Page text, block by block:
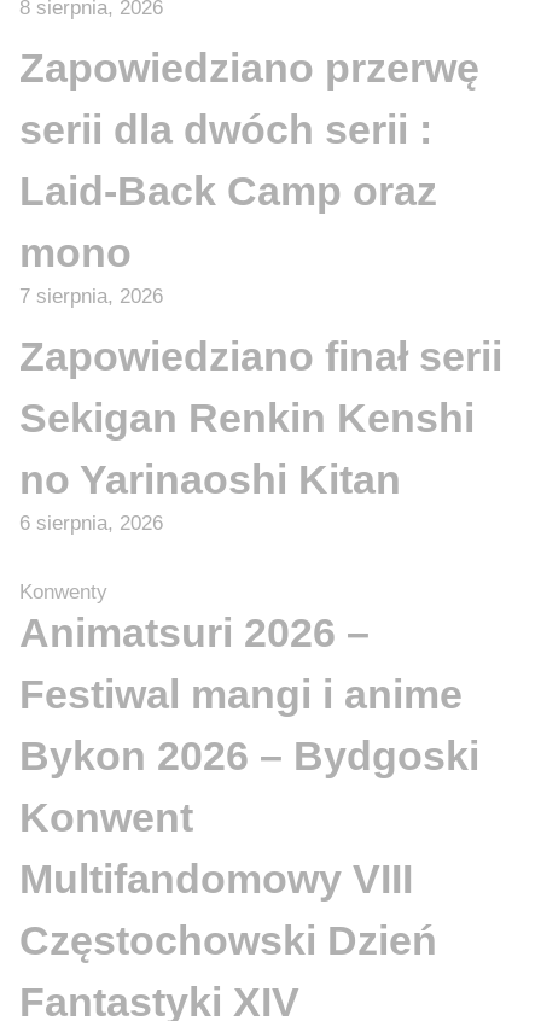
8 sierpnia, 2026
Zapowiedziano przerwę
serii dla dwóch serii :
Laid-Back Camp oraz
mono
7 sierpnia, 2026
Zapowiedziano finał serii
Sekigan Renkin Kenshi
no Yarinaoshi Kitan
6 sierpnia, 2026
Konwenty
Animatsuri 2026 –
Festiwal mangi i anime
Bykon 2026 – Bydgoski
Konwent
Multifandomowy VIII
Częstochowski Dzień
Fantastyki XIV